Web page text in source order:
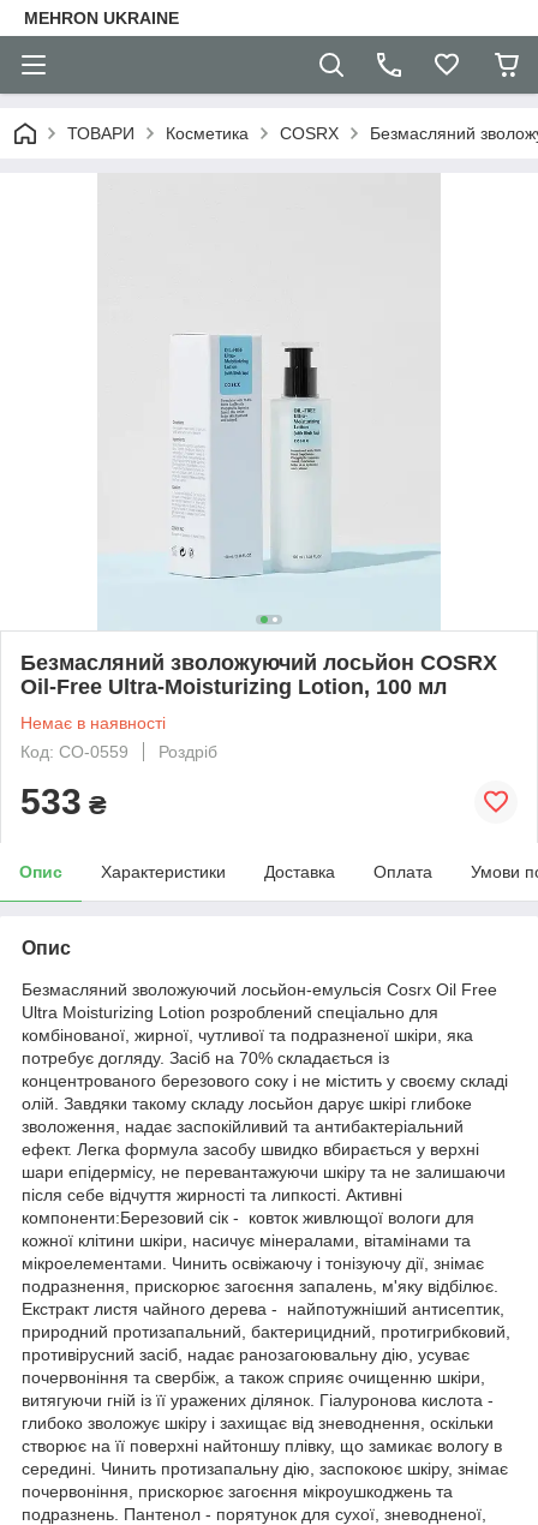
MEHRON UKRAINE
ТОВАРИ Косметика COSRX Безмасляний
Безмасляний зволожуючий лосьйон COSRX
Oil-Free Ultra-Moisturizing Lotion, 100 мл
Немає в наявності
Код: CO-0559
Роздріб
533 ₴
Опис Характеристики Доставка Оплата Умови
Опис
Безмасляний зволожуючий лосьйон-емульсія Cosrx Oil Free
Ultra Moisturizing Lotion розроблений спеціально для
комбінованої, жирної, чутливої ​​та подразненої шкіри, яка
потребує догляду. Засіб на 70% складається із
концентрованого березового соку і не містить у своєму складі
олій. Завдяки такому складу лосьйон дарує шкірі глибоке
зволоження, надає заспокійливий та антибактеріальний
ефект. Легка формула засобу швидко вбирається у верхні
шари епідермісу, не перевантажуючи шкіру та не залишаючи
після себе відчуття жирності та липкості. Активні
компоненти:Березовий сік - ковток живлющої вологи для
кожної клітини шкіри, насичує мінералами, вітамінами та
мікроелементами. Чинить освіжаючу і тонізуючу дії, знімає
подразнення, прискорює загоєння запалень, м'яку відбілює.
Екстракт листя чайного дерева - найпотужніший антисептик,
природний протизапальний, бактерицидний, протигрибковий,
противірусний засіб, надає ранозагоювальну дію, усуває
почервоніння та свербіж, а також сприяє очищенню шкіри,
витягуючи гній із її уражених ділянок. Гіалуронова кислота -
глибоко зволожує шкіру і захищає від зневоднення, оскільки
створює на її поверхні найтоншу плівку, що замикає вологу в
середині. Чинить протизапальну дію, заспокоює шкіру, знімає
почервоніння, прискорює загоєння мікроушкоджень та
подразнень. Пантенол - порятунок для сухої, зневодненої,